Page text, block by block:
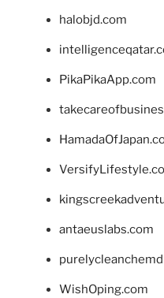
halobjd.com
PikaPikaApp.com
antaeuslabs.com
WishOping.com